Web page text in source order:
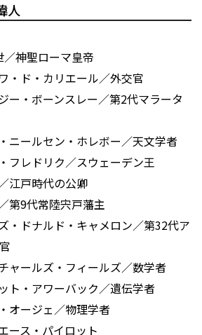
人
神聖ローマ皇帝
ド・カリエール／外交官
・ボーンスレー／第2代マラータ
ールセン・ホレボー／天文学者
レドリク／スウェーデン王
江戸時代の公卿
9代常陸宍戸藩主
ドナルド・キャメロン／第32代ア
ールズ・フィールズ／数学者
・アワーバック／遺伝学者
ージェ／物理学者
ス・パイロット